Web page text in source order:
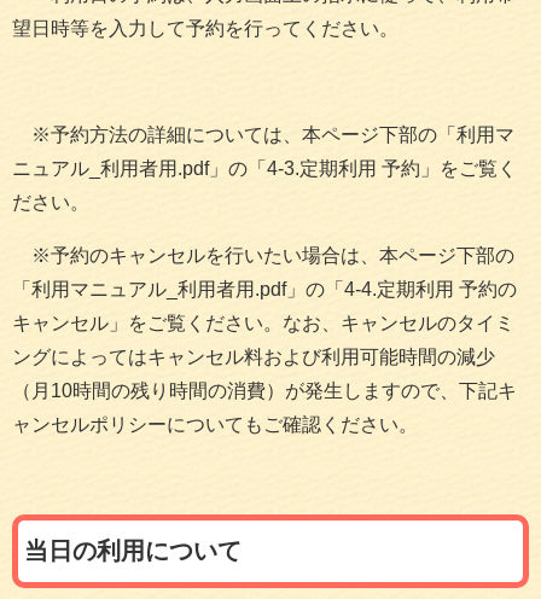
望日時等を入力して予約を行ってください。
※予約方法の詳細については、本ページ下部の「利用マ
ニュアル_利用者用.pdf」の「4-3.定期利用 予約」をご覧く
ださい。
※予約のキャンセルを行いたい場合は、本ページ下部の
「利用マニュアル_利用者用.pdf」の「4-4.定期利用 予約の
キャンセル」をご覧ください。なお、キャンセルのタイミ
ングによってはキャンセル料および利用可能時間の減少
（月10時間の残り時間の消費）が発生しますので、下記キ
ャンセルポリシーについてもご確認ください。
当日の利用について